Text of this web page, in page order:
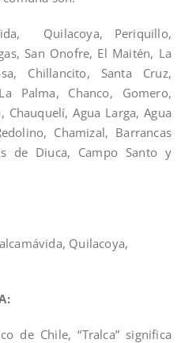
Quilacoya, Periquillo,
San Onofre, El Maitén, La
Chillancito, Santa Cruz,
Palma, Chanco, Gomero,
Chauquelí, Agua Larga, Agua
Chamizal, Barrancas
de Diuca, Campo Santo y
Quilacoya,
de Chile, “Tralca” significa